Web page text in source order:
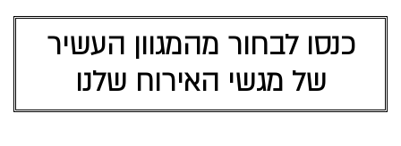
כנסו לבחור מהמגוון העשיר
של מגשי האירוח שלנו